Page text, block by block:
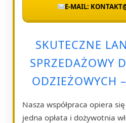
E-MAIL:
SKUTECZNE
SPRZEDAŻOWY
ODZIEŻOWYCH
Nasza współpraca opiera
jedna opłata i dożywotnia